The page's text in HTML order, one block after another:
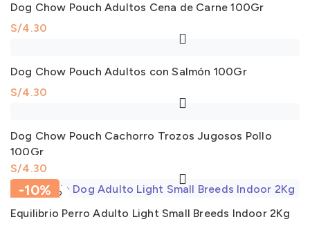
Dog Chow Pouch Adultos Cena de Carne 100Gr
S/4.30
Dog Chow Pouch Adultos con Salmón 100Gr
S/4.30
Dog Chow Pouch Cachorro Trozos Jugosos Pollo
100Gr
S/4.30
AGOTADO
-10%
Equilibrio Perro Adulto Light Small Breeds Indoor 2Kg